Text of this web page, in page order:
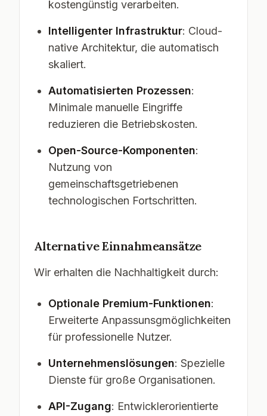
kostengünstig verarbeiten.
Intelligenter Infrastruktur: Cloud-
native Architektur, die automatisch
skaliert.
Automatisierten Prozessen:
Minimale manuelle Eingriffe
reduzieren die Betriebskosten.
Open-Source-Komponenten:
Nutzung von
gemeinschaftsgetriebenen
technologischen Fortschritten.
Alternative Einnahmeansätze
Wir erhalten die Nachhaltigkeit durch:
Optionale Premium-Funktionen:
Erweiterte Anpassunsgmöglichkeiten
für professionelle Nutzer.
Unternehmenslösungen: Spezielle
Dienste für große Organisationen.
API-Zugang: Entwicklerorientierte